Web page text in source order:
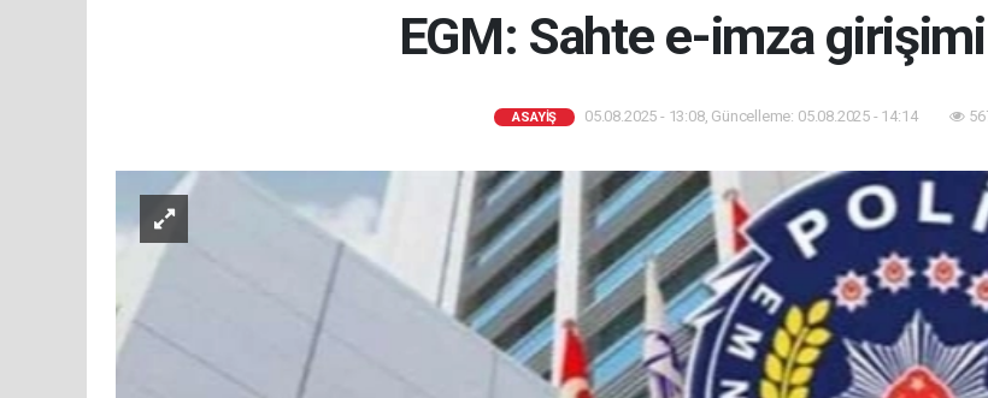
EGM: Sahte e-imza
ASAYİŞ 05.08.2025 - 13:08, Güncelleme: 05.08.2025 - 14:14